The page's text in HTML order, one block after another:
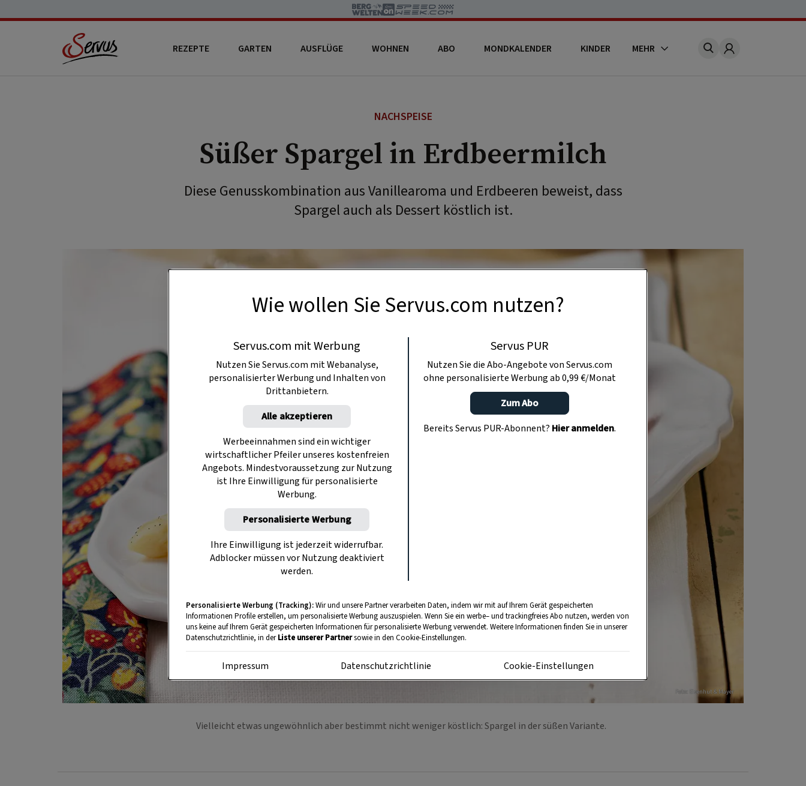
REZEPTE GARTEN AUSFLÜGE WOHNEN ABO MONDKALENDER KINDER MEHR Account
NACHSPEISE
Süßer Spargel in Erdbeermilch
Diese Genusskombination aus Vanillearoma und Erdbeeren beweist, dass
Spargel auch als Dessert köstlich ist.
Foto: Eisenhut & Mayer
Vielleicht etwas ungewöhnlich aber bestimmt nicht weniger köstlich: Spargel in der süßen Variante.
Wie wollen Sie Servus.com nutzen?
Servus.com mit Werbung
Nutzen Sie Servus.com mit Webanalyse,
personalisierter Werbung und Inhalten von
Drittanbietern.
Alle akzeptieren
Werbeeinnahmen sind ein wichtiger
wirtschaftlicher Pfeiler unseres kostenfreien
Angebots. Mindestvoraussetzung zur Nutzung
ist Ihre Einwilligung für personalisierte
Werbung.
Personalisierte Werbung
Ihre Einwilligung ist jederzeit widerrufbar.
Adblocker müssen vor Nutzung deaktiviert
werden.
Servus PUR
Nutzen Sie die Abo-Angebote von Servus.com
ohne personalisierte Werbung ab 0,99 €/Monat
Zum Abo
Bereits Servus PUR-Abonnent? Hier anmelden.
Personalisierte Werbung (Tracking):Wir und unsere Partner verarbeiten Daten, indem wir mit auf Ihrem Gerät gespeicherten
Informationen Profile erstellen, um personalisierte Werbung auszuspielen. Wenn Sie ein werbe– und trackingfreies Abo nutzen, werden von
uns keine auf Ihrem Gerät gespeicherten Informationen für personalisierte Werbung verwendet. Weitere Informationen finden Sie in unserer
Datenschutzrichtlinie, in derListe unserer Partnersowie in den Cookie-Einstellungen.
Impressum Datenschutzrichtlinie Cookie-Einstellungen